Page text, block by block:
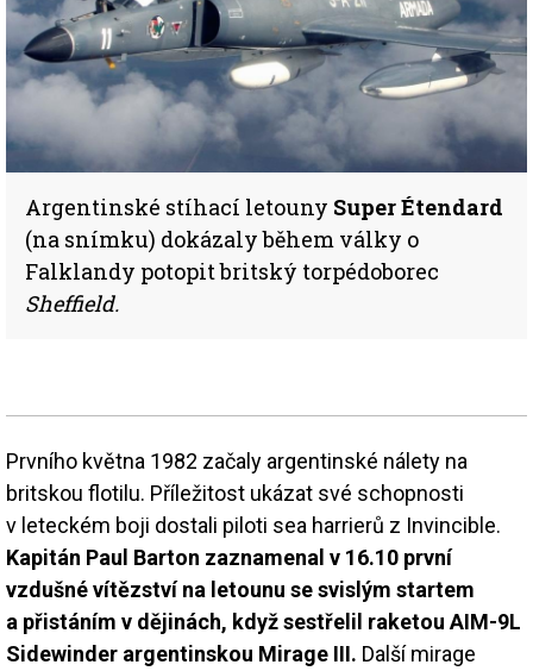
Argentinské stíhací letouny Super Étendard
(na snímku) dokázaly během války o
Falklandy potopit britský torpédoborec
Sheffield.
Prvního května 1982 začaly argentinské nálety na
britskou flotilu. Příležitost ukázat své schopnosti
v leteckém boji dostali piloti sea harrierů z Invincible.
Kapitán Paul Barton zaznamenal v 16.10 první
vzdušné vítězství na letounu se svislým startem
a přistáním v dějinách, když sestřelil raketou AIM-9L
Sidewinder argentinskou Mirage III. Další mirage